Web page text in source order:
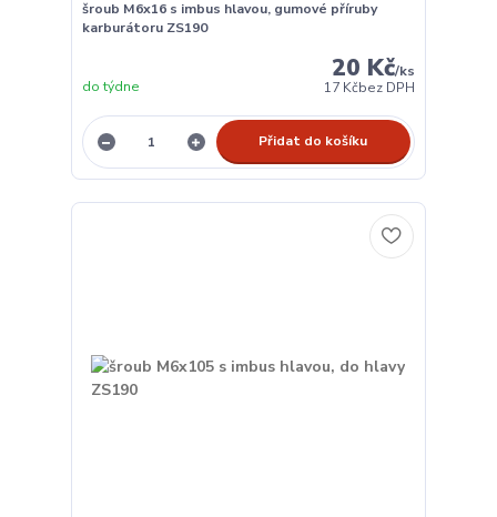
šroub M6x16 s imbus hlavou, gumové příruby
karburátoru ZS190
20 Kč/ks
17 Kčbez DPH
do týdne
Přidat do košíku